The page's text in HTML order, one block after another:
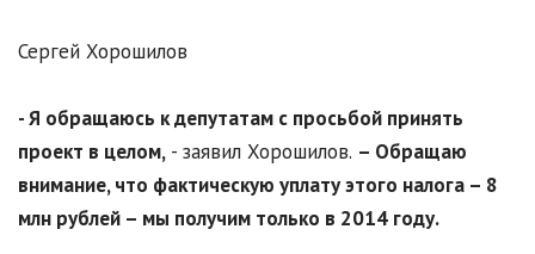
Сергей Хорошилов
- Я обращаюсь к депутатам с просьбой принять
проект в целом, - заявил Хорошилов. – Обращаю
внимание, что фактическую уплату этого налога – 8
млн рублей – мы получим только в 2014 году.